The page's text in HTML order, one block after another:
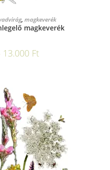
, magkeverék
magkeverék
13.000 Ft